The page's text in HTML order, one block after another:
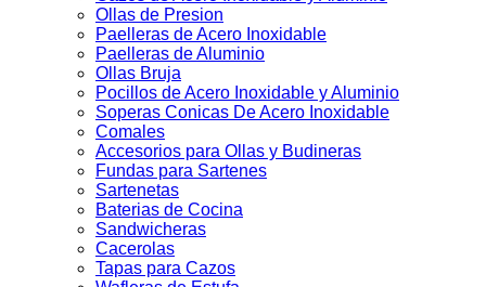
Ollas de Presion
Paelleras de Acero Inoxidable
Paelleras de Aluminio
Ollas Bruja
Pocillos de Acero Inoxidable y Aluminio
Soperas Conicas De Acero Inoxidable
Comales
Accesorios para Ollas y Budineras
Fundas para Sartenes
Sartenetas
Baterias de Cocina
Sandwicheras
Cacerolas
Tapas para Cazos